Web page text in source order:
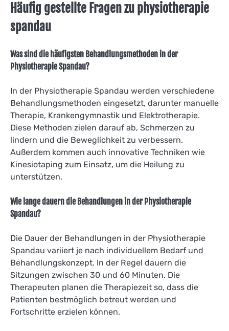
Häufig gestellte Fragen zu physiotherapie
spandau
Was sind die häufigsten Behandlungsmethoden in der
Physiotherapie Spandau?
In der Physiotherapie Spandau werden verschiedene
Behandlungsmethoden eingesetzt, darunter manuelle
Therapie, Krankengymnastik und Elektrotherapie.
Diese Methoden zielen darauf ab, Schmerzen zu
lindern und die Beweglichkeit zu verbessern.
Außerdem kommen auch innovative Techniken wie
Kinesiotaping zum Einsatz, um die Heilung zu
unterstützen.
Wie lange dauern die Behandlungen in der Physiotherapie
Spandau?
Die Dauer der Behandlungen in der Physiotherapie
Spandau variiert je nach individuellem Bedarf und
Behandlungskonzept. In der Regel dauern die
Sitzungen zwischen 30 und 60 Minuten. Die
Therapeuten planen die Therapiezeit so, dass die
Patienten bestmöglich betreut werden und
Fortschritte erzielen können.